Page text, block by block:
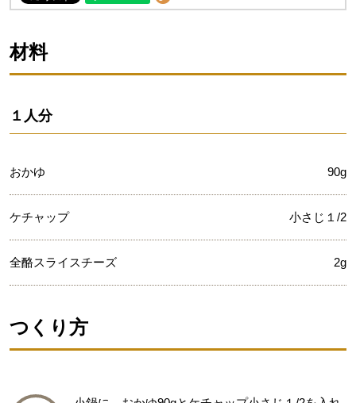
材料
１人分
おかゆ 90g
ケチャップ 小さじ１/2
全酪スライスチーズ 2g
つくり方